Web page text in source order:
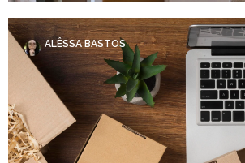
ALÊSSA BASTOS